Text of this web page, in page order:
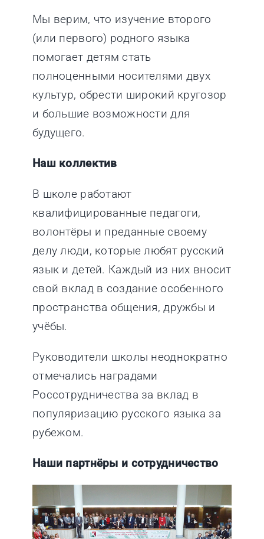
Мы верим, что изучение второго
(или первого) родного языка
помогает детям стать
полноценными носителями двух
культур, обрести широкий кругозор
и большие возможности для
будущего.
Наш коллектив
В школе работают
квалифицированные педагоги,
волонтёры и преданные своему
делу люди, которые любят русский
язык и детей. Каждый из них вносит
свой вклад в создание особенного
пространства общения, дружбы и
учёбы.
Руководители школы неоднократно
отмечались наградами
Россотрудничества за вклад в
популяризацию русского языка за
рубежом.
Наши партнёры и сотрудничество